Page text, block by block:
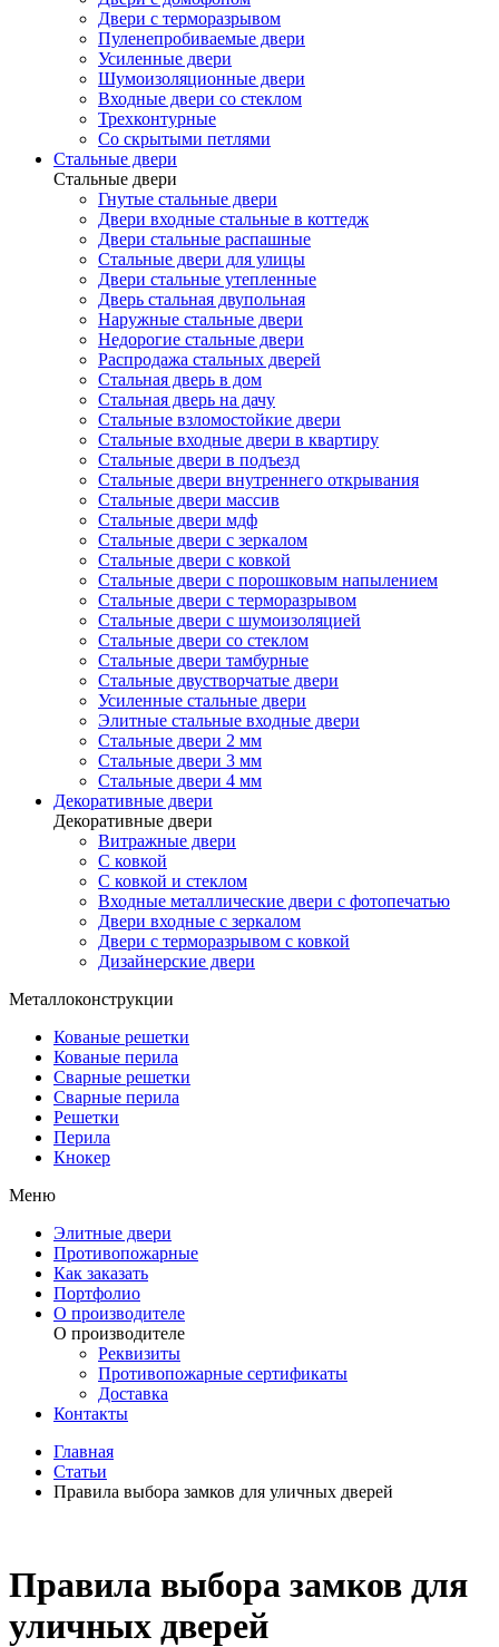
Двери с терморазрывом
Пуленепробиваемые двери
Усиленные двери
Шумоизоляционные двери
Входные двери со стеклом
Трехконтурные
Со скрытыми петлями
Стальные двери
Стальные двери
Гнутые стальные двери
Двери входные стальные в коттедж
Двери стальные распашные
Стальные двери для улицы
Двери стальные утепленные
Дверь стальная двупольная
Наружные стальные двери
Недорогие стальные двери
Распродажа стальных дверей
Стальная дверь в дом
Стальная дверь на дачу
Стальные взломостойкие двери
Стальные входные двери в квартиру
Стальные двери в подъезд
Стальные двери внутреннего открывания
Стальные двери массив
Стальные двери мдф
Стальные двери с зеркалом
Стальные двери с ковкой
Стальные двери с порошковым напылением
Стальные двери с терморазрывом
Стальные двери с шумоизоляцией
Стальные двери со стеклом
Стальные двери тамбурные
Стальные двустворчатые двери
Усиленные стальные двери
Элитные стальные входные двери
Стальные двери 2 мм
Стальные двери 3 мм
Стальные двери 4 мм
Декоративные двери
Декоративные двери
Витражные двери
С ковкой
С ковкой и стеклом
Входные металлические двери с фотопечатью
Двери входные с зеркалом
Двери с терморазрывом с ковкой
Дизайнерские двери
Металлоконструкции
Кованые решетки
Кованые перила
Сварные решетки
Сварные перила
Решетки
Перила
Кнокер
Меню
Элитные двери
Противопожарные
Как заказать
Портфолио
О производителе
О производителе
Реквизиты
Противопожарные сертификаты
Доставка
Контакты
Главная
Статьи
Правила выбора замков для уличных дверей
Правила выбора замков для
уличных дверей